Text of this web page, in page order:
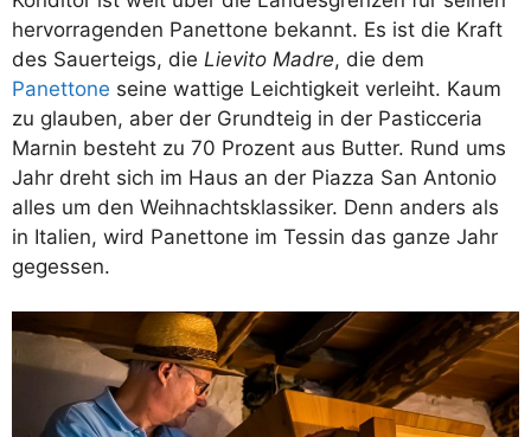
hervorragenden Panettone bekannt. Es ist die Kraft
des Sauerteigs, die Lievito Madre, die dem
Panettone seine wattige Leichtigkeit verleiht. Kaum
zu glauben, aber der Grundteig in der Pasticceria
Marnin besteht zu 70 Prozent aus Butter. Rund ums
Jahr dreht sich im Haus an der Piazza San Antonio
alles um den Weihnachtsklassiker. Denn anders als
in Italien, wird Panettone im Tessin das ganze Jahr
gegessen.